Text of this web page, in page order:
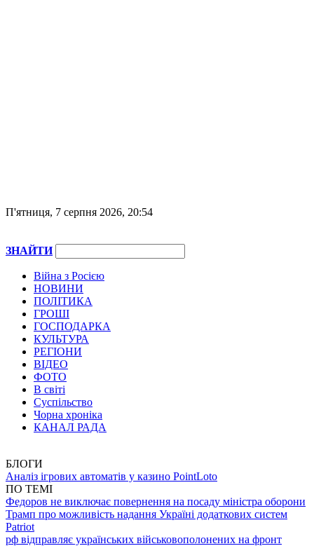
П'ятниця, 7 серпня 2026, 20:54
ЗНАЙТИ
Війна з Росією
НОВИНИ
ПОЛІТИКА
ГРОШІ
ГОСПОДАРКА
КУЛЬТУРА
РЕГІОНИ
ВІДЕО
ФОТО
В світі
Суспільство
Чорна хроніка
КАНАЛ РАДА
БЛОГИ
Аналіз ігрових автоматів у казино PointLoto
ПО ТЕМІ
Федоров не виключає повернення на посаду міністра оборони
Трамп про можливість надання Україні додаткових систем
Patriot
рф відправляє українських військовополонених на фронт